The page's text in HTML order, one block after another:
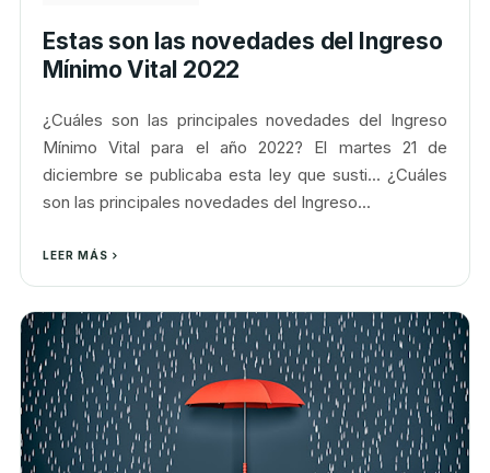
Estas son las novedades del Ingreso
Mínimo Vital 2022
¿Cuáles son las principales novedades del Ingreso
Mínimo Vital para el año 2022? El martes 21 de
diciembre se publicaba esta ley que susti... ¿Cuáles
son las principales novedades del Ingreso...
LEER MÁS